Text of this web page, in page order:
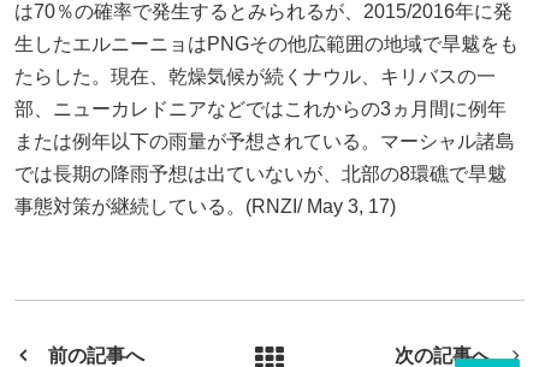
は70％の確率で発生するとみられるが、2015/2016年に発
生したエルニーニョはPNGその他広範囲の地域で旱魃をも
たらした。現在、乾燥気候が続くナウル、キリバスの一
部、ニューカレドニアなどではこれからの3ヵ月間に例年
または例年以下の雨量が予想されている。マーシャル諸島
では長期の降雨予想は出ていないが、北部の8環礁で旱魃
事態対策が継続している。(RNZI/ May 3, 17)
前の記事へ 次の記事へ